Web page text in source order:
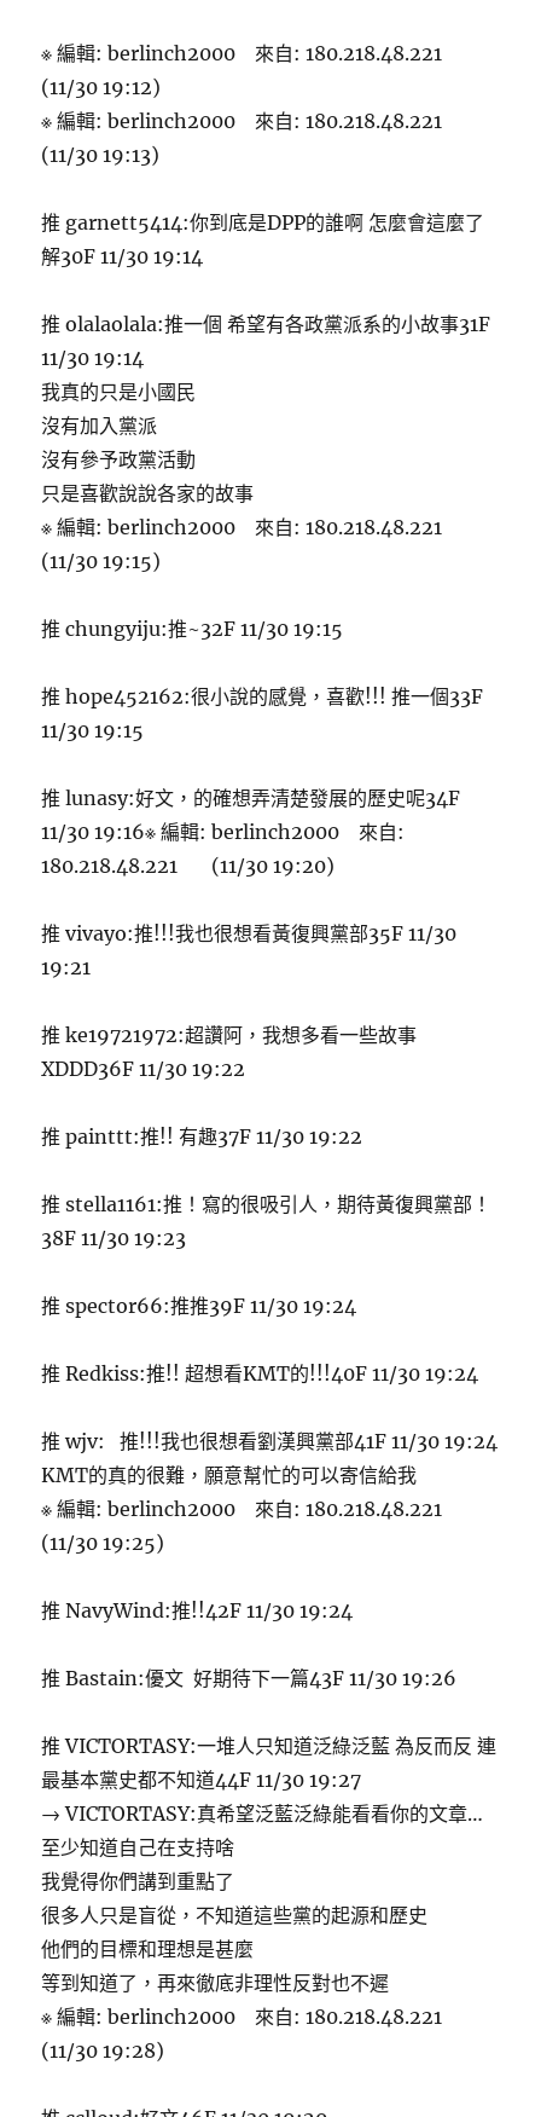
※ 編輯: berlinch2000 來自: 180.218.48.221
(11/30 19:12)
※ 編輯: berlinch2000 來自: 180.218.48.221
(11/30 19:13)
推 garnett5414:你到底是DPP的誰啊 怎麼會這麼了
解30F 11/30 19:14
推 olalaolala:推一個 希望有各政黨派系的小故事31F
11/30 19:14
我真的只是小國民
沒有加入黨派
沒有參予政黨活動
只是喜歡說說各家的故事
※ 編輯: berlinch2000 來自: 180.218.48.221
(11/30 19:15)
推 chungyiju:推~32F 11/30 19:15
推 hope452162:很小說的感覺，喜歡!!! 推一個33F
11/30 19:15
推 lunasy:好文，的確想弄清楚發展的歷史呢34F
11/30 19:16※ 編輯: berlinch2000 來自:
180.218.48.221 (11/30 19:20)
推 vivayo:推!!!我也很想看黃復興黨部35F 11/30
19:21
推 ke19721972:超讚阿，我想多看一些故事
XDDD36F 11/30 19:22
推 painttt:推!! 有趣37F 11/30 19:22
推 stella1161:推！寫的很吸引人，期待黃復興黨部！
38F 11/30 19:23
推 spector66:推推39F 11/30 19:24
推 Redkiss:推!! 超想看KMT的!!!40F 11/30 19:24
推 wjv: 推!!!我也很想看劉漢興黨部41F 11/30 19:24
KMT的真的很難，願意幫忙的可以寄信給我
※ 編輯: berlinch2000 來自: 180.218.48.221
(11/30 19:25)
推 NavyWind:推!!42F 11/30 19:24
推 Bastain:優文 好期待下一篇43F 11/30 19:26
推 VICTORTASY:一堆人只知道泛綠泛藍 為反而反 連
最基本黨史都不知道44F 11/30 19:27
→ VICTORTASY:真希望泛藍泛綠能看看你的文章…
至少知道自己在支持啥
我覺得你們講到重點了
很多人只是盲從，不知道這些黨的起源和歷史
他們的目標和理想是甚麼
等到知道了，再來徹底非理性反對也不遲
※ 編輯: berlinch2000 來自: 180.218.48.221
(11/30 19:28)